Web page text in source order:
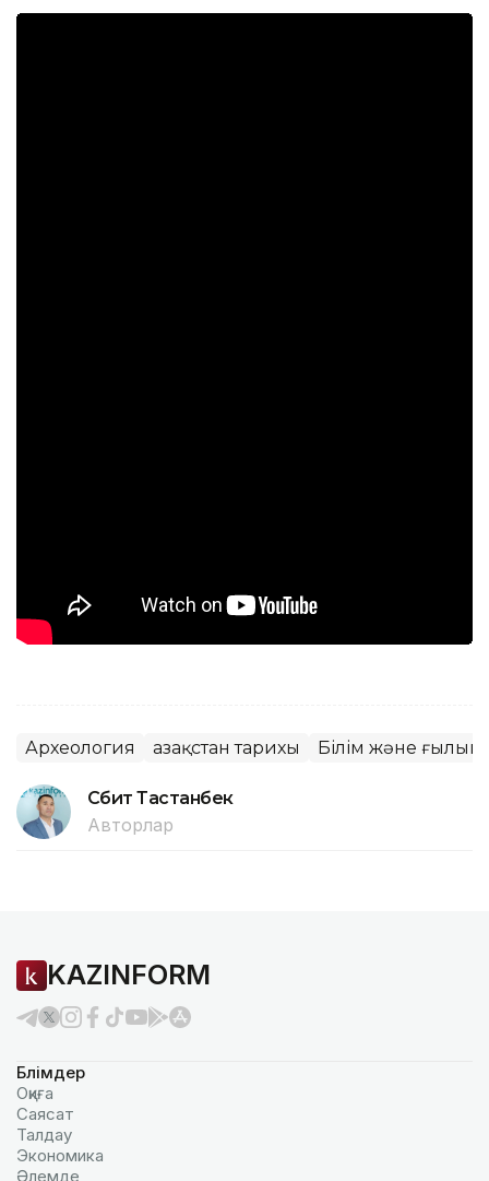
Археология Қазақстан тарихы Білім және ғылым
Сәбит Тастанбек
Авторлар
KAZINFORM
Бөлімдер
Оқиға
Саясат
Талдау
Экономика
Әлемде